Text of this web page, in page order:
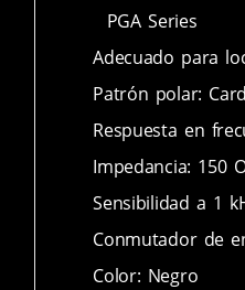
PGA Series
Adecuado para
Patrón polar:
Respuesta en
Impedancia: 150
Sensibilidad a 1
Conmutador de
Color: Negro